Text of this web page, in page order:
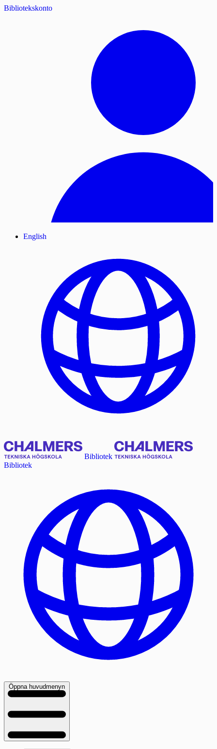
Bibliotekskonto
English
Bibliotek
Bibliotek
Öppna huvudmenyn